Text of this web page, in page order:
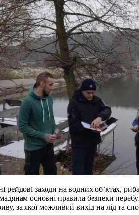
заходи на водних об’ктах,
основні правила безпеки
за якої можливий вихід на лід та